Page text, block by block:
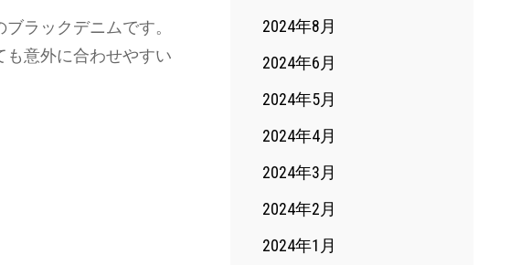
ラックデニムです。
意外に合わせやすい
2024年8月
2024年6月
2024年5月
2024年4月
2024年3月
2024年2月
2024年1月